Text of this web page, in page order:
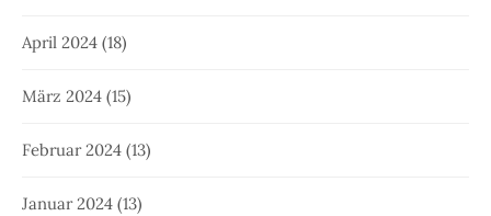
April 2024 (18)
März 2024 (15)
Februar 2024 (13)
Januar 2024 (13)